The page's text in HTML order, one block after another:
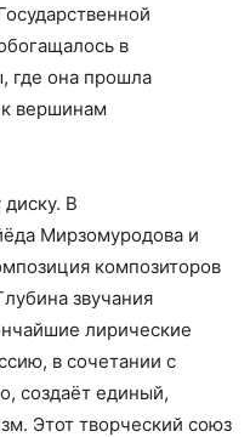
в
где она прошла
вершинам
В
Мирзомуродова и
композиторов
звучания
лирические
в сочетании с
создаёт единый,
Этот творческий союз